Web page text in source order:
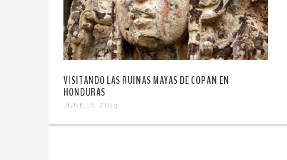
VISITANDO LAS RUINAS MAYAS DE COPÁN EN
HONDURAS
JUNE 16, 2013